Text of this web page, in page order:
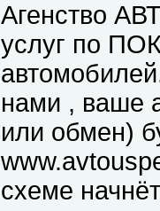
Агенство
услуг по
нами , ваше
или обмен)
схеме